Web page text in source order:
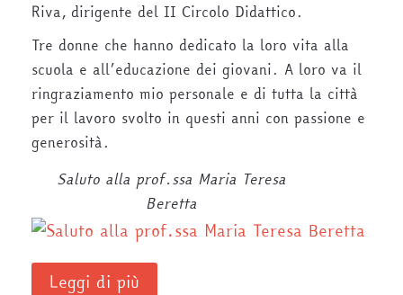
Riva, dirigente del II Circolo Didattico.
Tre donne che hanno dedicato la loro vita alla
scuola e all’educazione dei giovani. A loro va il
ringraziamento mio personale e di tutta la città
per il lavoro svolto in questi anni con passione e
generosità.
Saluto alla prof.ssa Maria Teresa
Beretta
Leggi di più